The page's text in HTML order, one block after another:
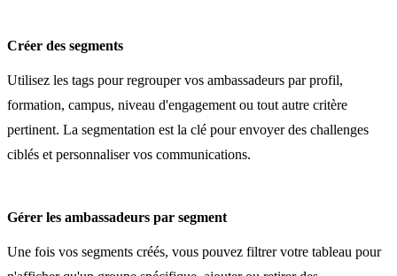
Créer des segments
Utilisez les tags pour regrouper vos ambassadeurs par profil,
formation, campus, niveau d'engagement ou tout autre critère
pertinent. La segmentation est la clé pour envoyer des challenges
ciblés et personnaliser vos communications.
Gérer les ambassadeurs par segment
Une fois vos segments créés, vous pouvez filtrer votre tableau pour